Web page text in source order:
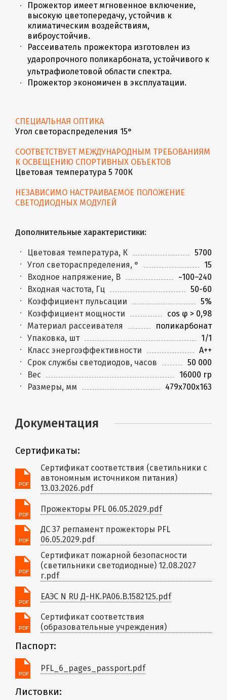
Прожектор имеет мгновенное включение,
высокую цветопередачу, устойчив к
климатическим воздействиям,
виброустойчив.
Рассеиватель прожектора изготовлен из
ударопрочного поликарбоната, устойчивого к
ультрафиолетовой области спектра.
Прожектор экономичен в эксплуатации.
СПЕЦИАЛЬНАЯ ОПТИКА
Угол светораспределения 15°
СООТВЕТСТВУЕТ МЕЖДУНАРОДНЫМ ТРЕБОВАНИЯМ
К ОСВЕЩЕНИЮ СПОРТИВНЫХ ОБЪЕКТОВ
Цветовая температура 5 700К
НЕЗАВИСИМО НАСТРАИВАЕМОЕ ПОЛОЖЕНИЕ
СВЕТОДИОДНЫХ МОДУЛЕЙ
Дополнительные характеристики:
Цветовая температура, К
5700
Угол светораспределения, °
15
Входное напряжение, В
~100–240
Входная частота, Гц
50-60
Коэффициент пульсации
5%
Коэффициент мощности
cos φ > 0,98
Материал рассеивателя
поликарбонат
Упаковка, шт
1/1
Класс энергоэффективности
A++
Срок службы светодиодов, часов
50 000
Вес
16000 гр
Размеры, мм
479х700х163
Документация
Сертификаты:
Сертификат соответствия (светильники с
автономным источником питания)
13.03.2026.pdf
Прожекторы PFL 06.05.2029.pdf
ДС 37 регламент прожекторы PFL
06.05.2029.pdf
Сертификат пожарной безопасности
(светильники светодиодные) 12.08.2027
г.pdf
ЕАЭС N RU Д-HK.РА06.В.1582125.pdf
Сертификат соответствия
(образовательные учреждения)
Паспорт:
PFL_6_pages_passport.pdf
Листовки: